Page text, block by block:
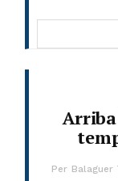
Per Balaguer